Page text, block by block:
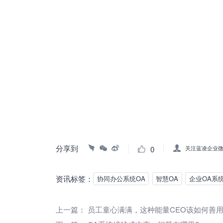
分享到 0 关注蓝凌企业
资讯标签： 协同办公系统OA 智慧OA 企业OA系
上一篇：
员工童心满满，这种能量CEO该如何善